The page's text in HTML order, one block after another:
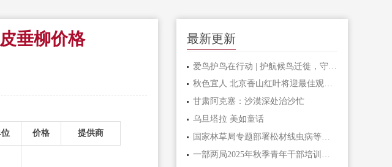
垂柳价格
价格 提供商
最新更新
秋色宜人 北京香山红叶将迎最佳观赏期
甘肃阿克塞：沙漠深处治沙忙
乌旦塔拉 美如童话
国家林草局专题部署松材线虫病等疫情防控工作
一部两局2025年秋季青年干部培训班和处级干部进修班开班